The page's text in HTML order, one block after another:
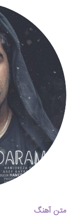
متن آهنگ